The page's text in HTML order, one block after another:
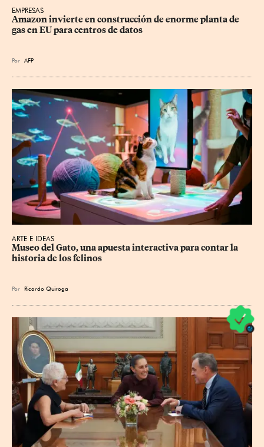
EMPRESAS
Amazon invierte en construcción de enorme planta de
gas en EU para centros de datos
Por AFP
ARTE E IDEAS
Museo del Gato, una apuesta interactiva para contar la
historia de los felinos
Por Ricardo Quiroga